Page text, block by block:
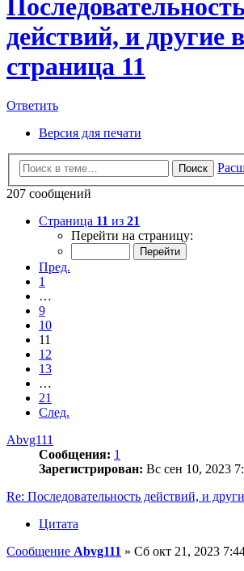
действий, и другие
страница 11
Ответить
Версия для печати
Поиск
207 сообщений
Страница 11 из 21
Перейти на страницу:
Пред.
1
…
9
10
11
12
13
…
21
След.
Abvg111
Сообщения: 1
Зарегистрирован: Вс сен 10, 2023
Re: Последовательность действий, и
Цитата
Сообщение Abvg111 » Сб окт 21, 2023